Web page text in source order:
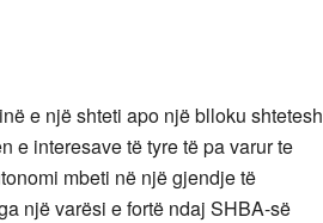
e një shteti apo një blloku shtetesh
e interesave të tyre të pa varur te
mbeti në një gjendje të
një varësi e fortë ndaj SHBA-së